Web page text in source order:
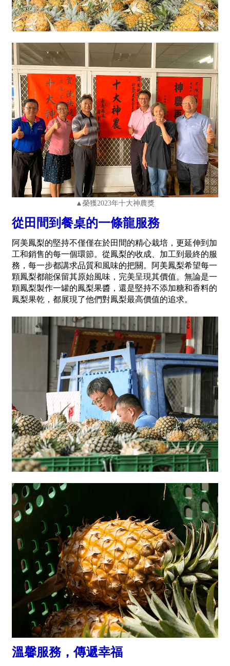
▲榮獲2023年十大神農獎
從田間到餐桌的一條龍服務
阿美鳳梨的堅持不僅僅在於田間的精心栽培，更延伸到加
工和銷售的每一個環節。從鳳梨的收成、加工到最終的服
務，每一步都講求品質和風味的把關。阿美鳳梨希望每一
顆鳳梨都能保留其原始風味，完美呈現其價值。無論是一
顆鳳梨製作一罐的鳳梨果醬，還是堅持不添加糖和香料的
鳳梨果乾，都展現了他們對鳳梨最高價值的追求。
溫馨服務，傳遞幸福